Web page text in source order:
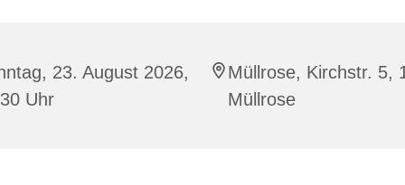
23. August 2026,
Uhr
Müllrose, Kirchstr. 5,
Müllrose